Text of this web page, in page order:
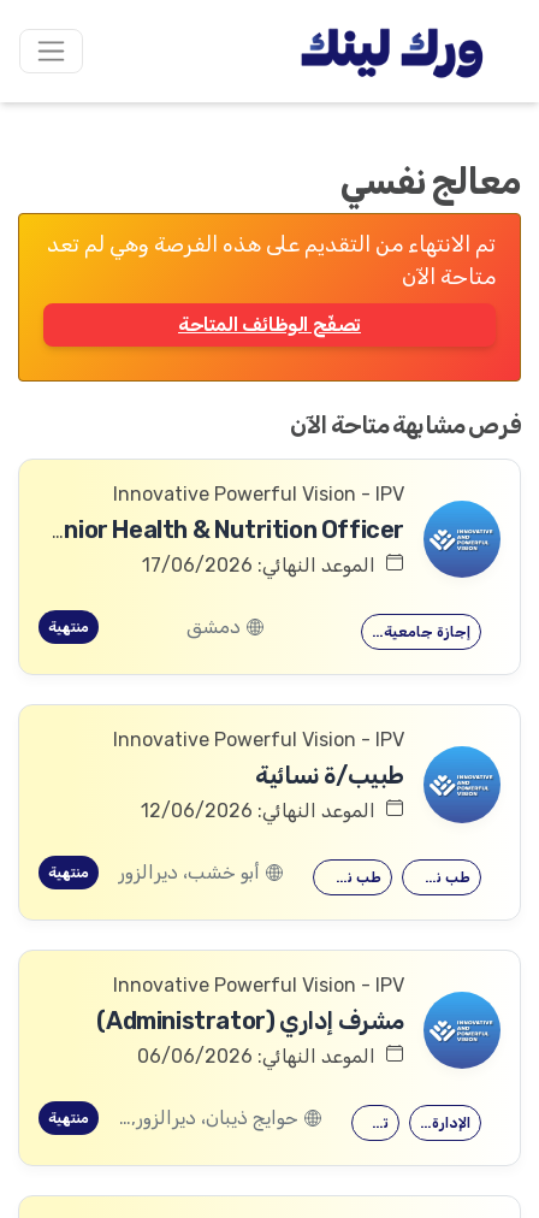
معالج نفسي
تم الانتهاء من التقديم على هذه الفرصة وهي لم تعد
متاحة الآن
تصفّح الوظائف المتاحة
فرص مشابهة متاحة الآن
Innovative Powerful Vision - IPV
Senior Health & Nutrition Officer
الموعد النهائي: 17/06/2026
إجازة جامعية… دمشق منتهية
Innovative Powerful Vision - IPV
طبيب/ة نسائية
الموعد النهائي: 12/06/2026
طب نسائية طب نسائية أبو خشب، ديرالزور منتهية
Innovative Powerful Vision - IPV
مشرف إداري (Administrator)
الموعد النهائي: 06/06/2026
تمريض الإدارة الصحية حوايج ذيبان، ديرالزور, البصيرة، ديرالزور, محكان، ديرالزور, أبو خشب، ديرالزور, ذيبان، ديرالزور, البحرة، ديرالزور منتهية